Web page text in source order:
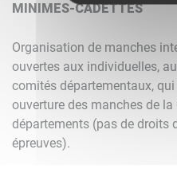
MINIMES-CADETTES
Organisation de manches
ouvertes aux individuelles,
comités départementaux,
ouverture des manches de
départements (pas de droits
épreuves).